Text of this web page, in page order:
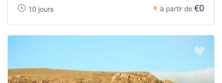
10 jours à partir de €0